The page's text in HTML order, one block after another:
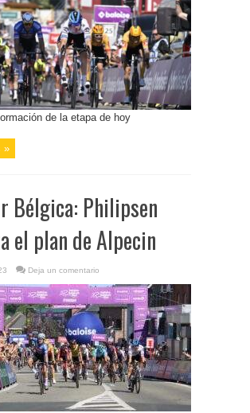
de la etapa de hoy
»
Bélgica: Philipsen
el plan de Alpecin
Deja un comentario